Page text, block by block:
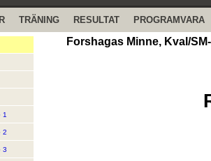
TRÄNING RESULTAT PROGRAMVARA
1
2
3
Forshagas Minne, Kval/